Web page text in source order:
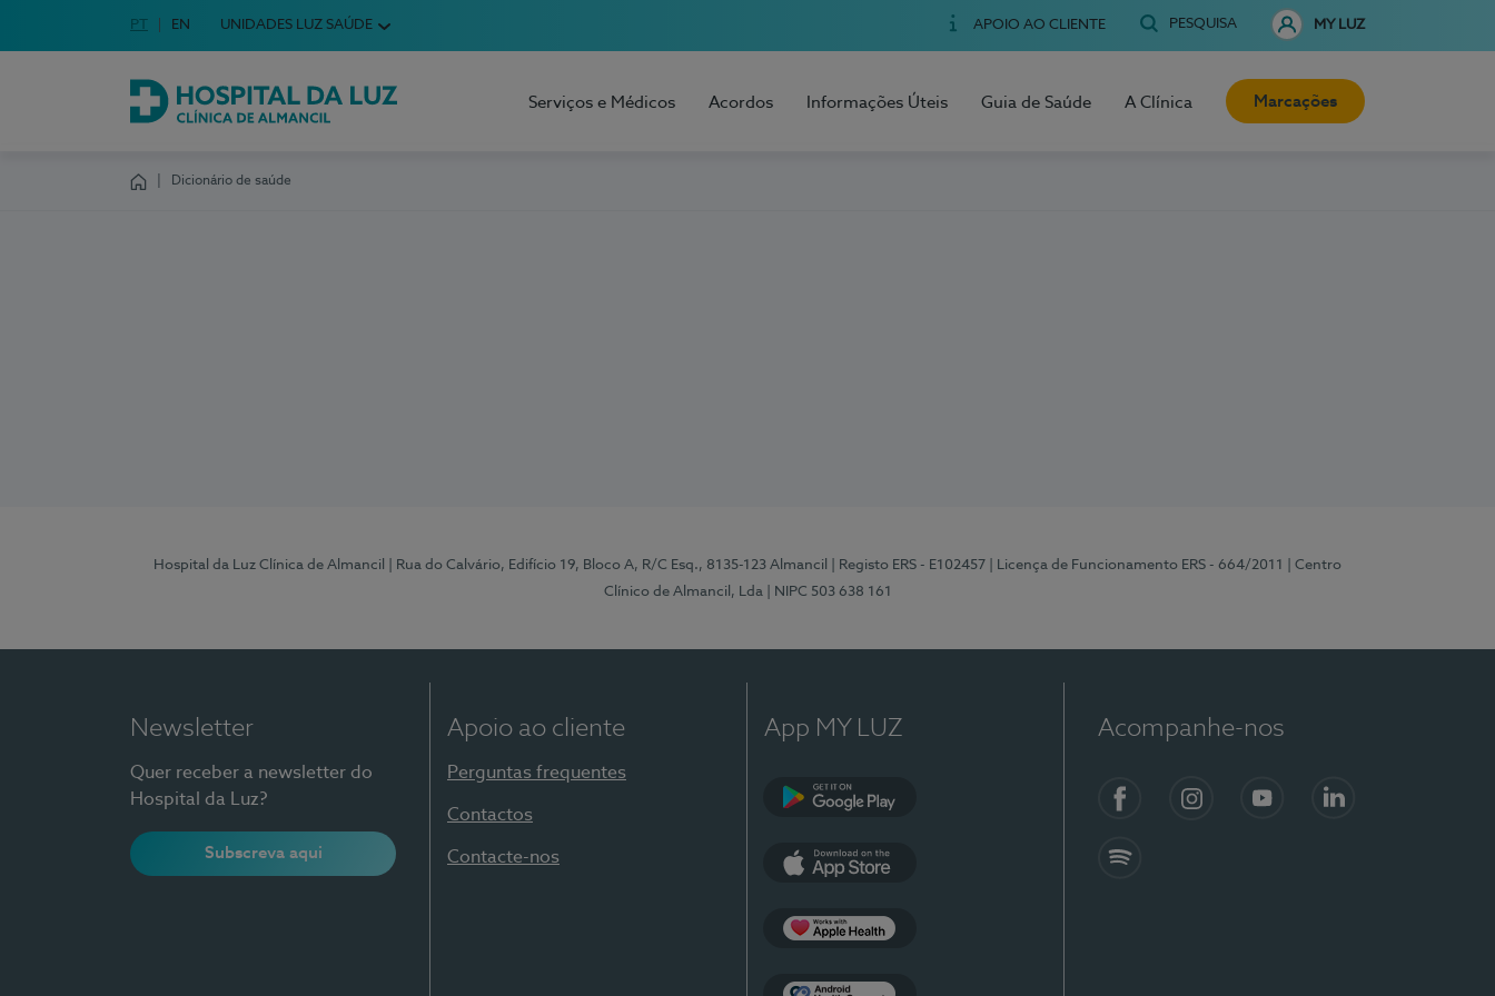
Escolha o seu idioma
Idioma em Português
PT English Language
EN UNIDADES LUZ SAÚDE APOIO AO CLIENTE PESQUISA MY LUZ
Hospital da Luz Clínica de Almancil
Serviços e Médicos Acordos Informações Úteis Guia de Saúde A Clínica Marcações
Dicionário de saúde
Hospital da Luz Clínica de Almancil | Rua do Calvário, Edifício 19, Bloco A, R/C Esq., 8135-123 Almancil | Registo ERS - E102457 | Licença de Funcionamento ERS - 664/2011
| Centro
Clínico de Almancil, Lda
| NIPC 503 638 161
Newsletter
Quer receber a newsletter do
Hospital da Luz?
Subscreva aqui
Apoio ao cliente
Perguntas frequentes
Contactos
Contacte-nos
App MY LUZ Acompanhe-nos